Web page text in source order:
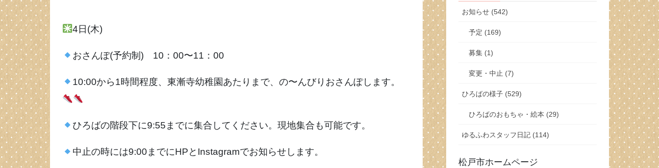
4日(木)
おさんぽ(予約制) 10：00〜11：00
10:00から1時間程度、東漸寺幼稚園あたりまで、の〜んびりおさんぽします。
ひろばの階段下に9:55までに集合してください。現地集合も可能です。
中止の時には9:00までにHPとInstagramでお知らせします。
お知らせ (542)
予定 (169)
募集 (1)
変更・中止 (7)
ひろばの様子 (529)
ひろばのおもちゃ・絵本 (29)
ゆるふわスタッフ日記 (114)
松戸市ホームページ